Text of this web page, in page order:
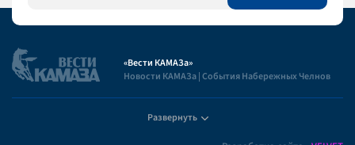
«Вести КАМАЗа»
Новости КАМАЗа | События Набережных Челнов
Развернуть